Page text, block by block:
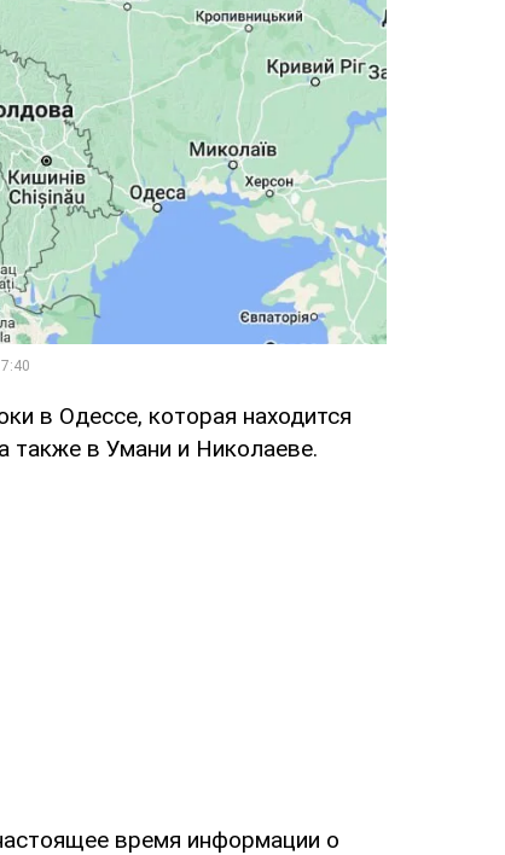
в Одессе, которая находится
также в Умани и Николаеве.
время информации о